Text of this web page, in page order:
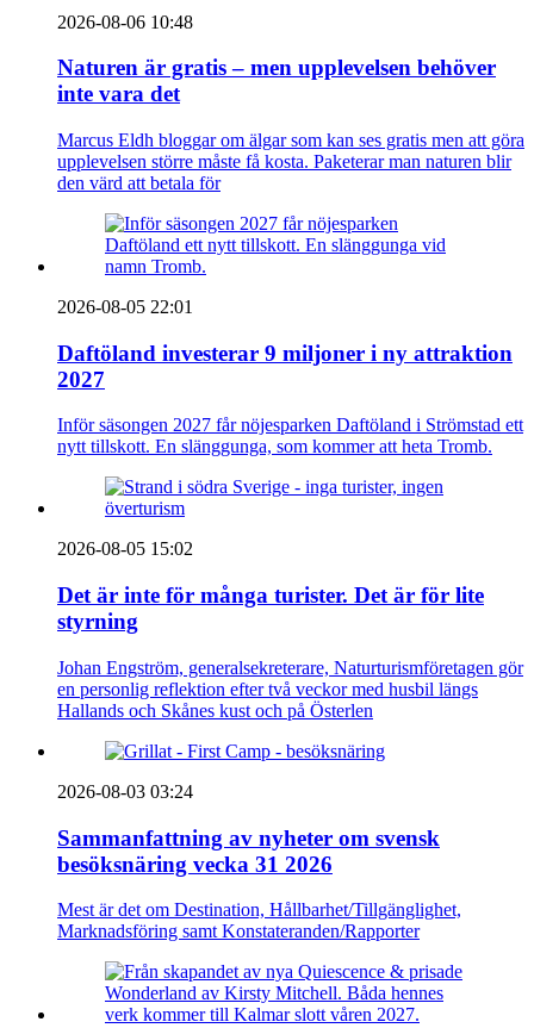
2026-08-06 10:48
Naturen är gratis – men upplevelsen behöver
inte vara det
Marcus Eldh bloggar om älgar som kan ses gratis men att göra
upplevelsen större måste få kosta. Paketerar man naturen blir
den värd att betala för
2026-08-05 22:01
Daftöland investerar 9 miljoner i ny attraktion
2027
Inför säsongen 2027 får nöjesparken Daftöland i Strömstad ett
nytt tillskott. En slänggunga, som kommer att heta Tromb.
2026-08-05 15:02
Det är inte för många turister. Det är för lite
styrning
Johan Engström, generalsekreterare, Naturturismföretagen gör
en personlig reflektion efter två veckor med husbil längs
Hallands och Skånes kust och på Österlen
2026-08-03 03:24
Sammanfattning av nyheter om svensk
besöksnäring vecka 31 2026
Mest är det om Destination, Hållbarhet/Tillgänglighet,
Marknadsföring samt Konstateranden/Rapporter